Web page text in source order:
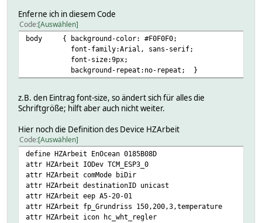
Enferne ich in diesem Code
Code Auswählen
body { background-color: #F0F0F0;
font-family:Arial, sans-serif;
font-size:9px;
background-repeat:no-repeat; }
z.B. den Eintrag font-size, so ändert sich für alles die
Schriftgröße; hilft aber auch nicht weiter.
Hier noch die Definition des Device HZArbeit
Code Auswählen
define HZArbeit EnOcean 0185B08D
attr HZArbeit IODev TCM_ESP3_0
attr HZArbeit comMode biDir
attr HZArbeit destinationID unicast
attr HZArbeit eep A5-20-01
attr HZArbeit fp_Grundriss 150,200,3,temperature
attr HZArbeit icon hc_wht_regler